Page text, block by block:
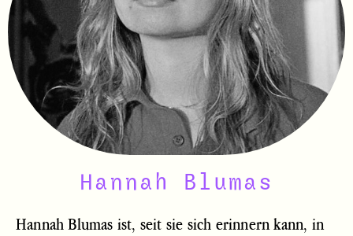
Hannah Blumas
Hannah Blumas ist, seit sie sich erinnern kann, in